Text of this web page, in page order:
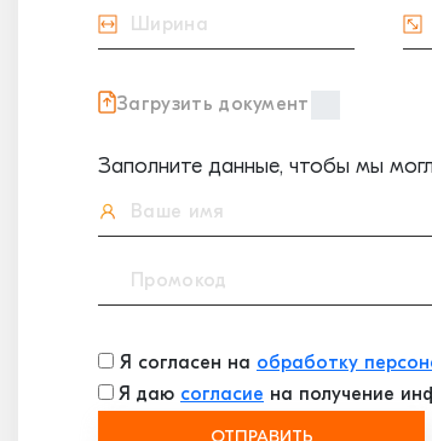
Загрузить документ
Заполните данные, чтобы мы
Я согласен на обработку
Я даю согласие на получение